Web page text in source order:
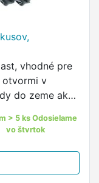
vhodné pre
otvormi v
do zeme ako
> 5 ks Odosielame
vo štvrtok